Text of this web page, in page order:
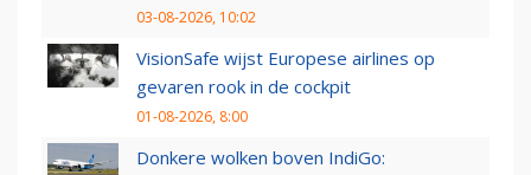
03-08-2026, 10:02
VisionSafe wijst Europese airlines op
gevaren rook in de cockpit
01-08-2026, 8:00
Donkere wolken boven IndiGo: